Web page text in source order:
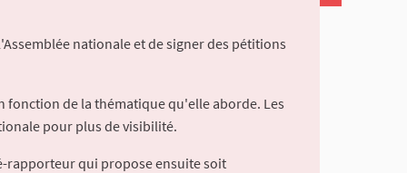
nationale et de signer des pétitions
fonction de la thématique qu'elle aborde. Les
pour plus de visibilité.
rapporteur qui propose ensuite soit